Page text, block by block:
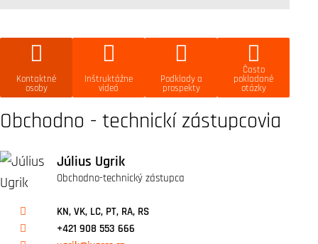
Kontaktné
osoby
Inštruktážne
videá
Podklady a
prospekty
Často
pokladané
otázky
Obchodno - technickí zástupcovia
Július Ugrik
Obchodno-technický zástupca
KN, VK, LC, PT, RA, RS
+421 908 553 666